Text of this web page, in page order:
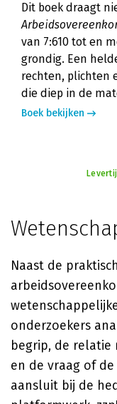
Dit boek draagt
van 7:610 tot en
grondig. Een
rechten, plichten
die diep in de
Boek bekijken
Naast de
onderzoekers
begrip, de relatie
en de vraag of
aansluit bij de